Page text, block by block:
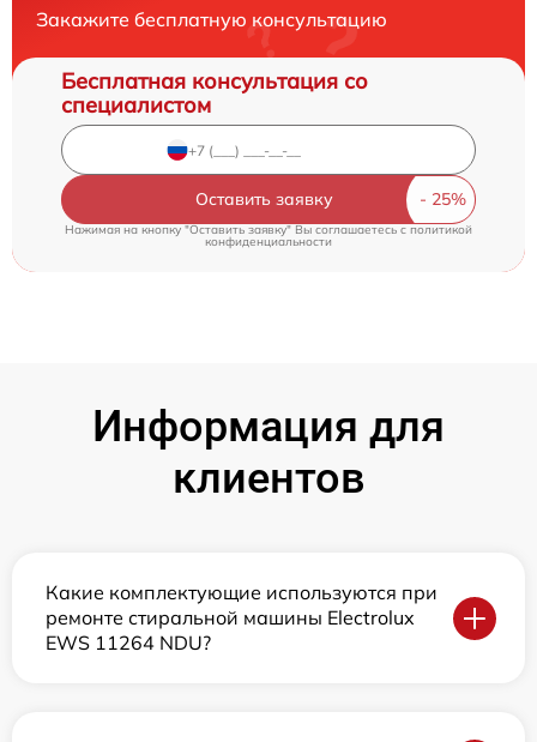
Закажите бесплатную консультацию
Бесплатная консультация со
специалистом
Оставить заявку
Нажимая на кнопку "Оставить заявку" Вы соглашаетесь c политикой
конфиденциальности
Информация для
клиентов
Какие комплектующие используются при
ремонте стиральной машины Electrolux
EWS 11264 NDU?